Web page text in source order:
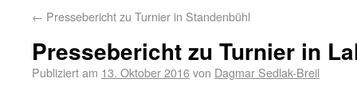
← Pressebericht zu Turnier in Standenbühl
Pressebericht zu Turnier in
Publiziert am 13. Oktober 2016von Dagmar Sedlak-Breil